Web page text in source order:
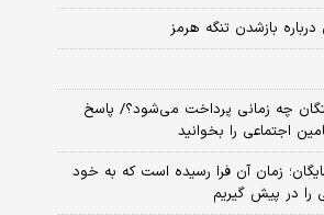
بازشدن تنگه هرمز
چه زمانی پرداخت می‌شود؟/ پاسخ
اجتماعی را بخوانید
زمان آن فرا رسیده است که به خود
را در پیش گیریم